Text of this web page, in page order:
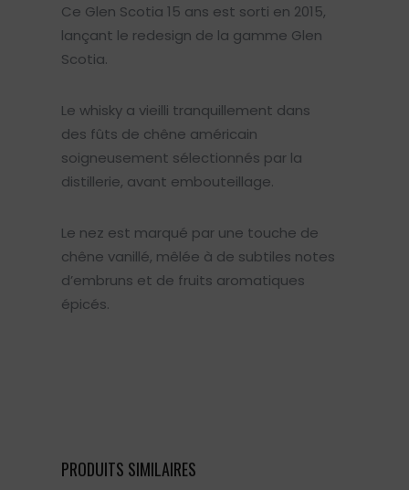
Ce Glen Scotia 15 ans est sorti en 2015,
lançant le redesign de la gamme Glen
Scotia.
Le whisky a vieilli tranquillement dans
des fûts de chêne américain
soigneusement sélectionnés par la
distillerie, avant embouteillage.
Le nez est marqué par une touche de
chêne vanillé, mêlée à de subtiles notes
d’embruns et de fruits aromatiques
épicés.
PRODUITS SIMILAIRES